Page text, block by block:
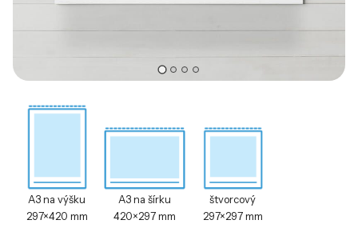
A3 na výšku
297×420 mm
A3 na šírku
420×297 mm
štvorcový
297×297 mm